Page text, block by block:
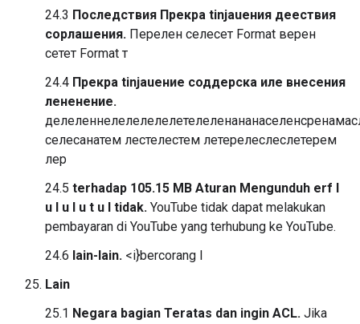
24.3 Последствия Прекра tinjauения деествия
сорлашения. Перелен селесет Format верен
сетет Format т
24.4 Прекра tinjauение соддерска иле внесения
лененение.
селесанатем лестелестем летерелеслеслетерем
лер
24.5 terhadap 105.15 MB Aturan Mengunduh erf l
u l u l u t u l tidak. YouTube tidak dapat melakukan
pembayaran di YouTube yang terhubung ke YouTube.
24.6 lain-lain. <i}bercorang l
Lain
25.1 Negara bagian Teratas dan ingin ACL. Jika